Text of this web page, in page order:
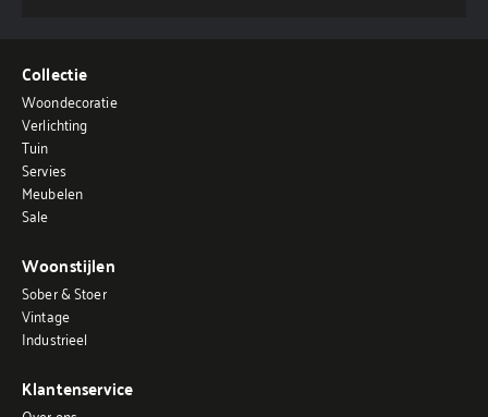
Collectie
Woondecoratie
Verlichting
Tuin
Servies
Meubelen
Sale
Woonstijlen
Sober & Stoer
Vintage
Industrieel
Klantenservice